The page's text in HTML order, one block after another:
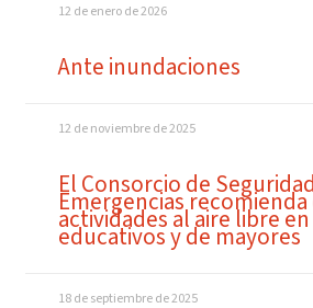
12 de enero de 2026
Ante inundaciones
12 de noviembre de 2025
El Consorcio de
Emergencias
actividades al aire libre
educativos y de mayores
18 de septiembre de 2025